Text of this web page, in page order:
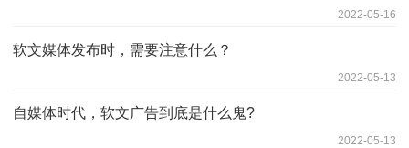
2022-05-16
软文媒体发布时，需要注意什么？
2022-05-13
自媒体时代，软文广告到底是什么鬼?
2022-05-13